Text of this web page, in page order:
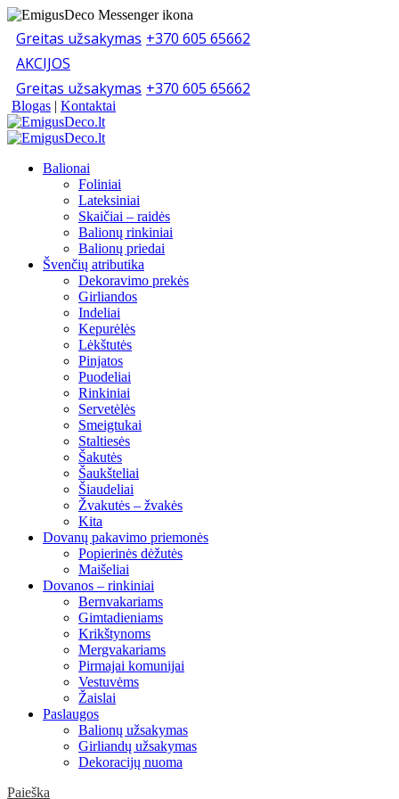
Greitas užsakymas +370 605 65662
AKCIJOS
Greitas užsakymas +370 605 65662
Blogas | Kontaktai
Balionai
Foliniai
Lateksiniai
Skaičiai – raidės
Balionų rinkiniai
Balionų priedai
Švenčių atributika
Dekoravimo prekės
Girliandos
Indeliai
Kepurėlės
Lėkštutės
Pinjatos
Puodeliai
Rinkiniai
Servetėlės
Smeigtukai
Staltiesės
Šakutės
Šaukšteliai
Šiaudeliai
Žvakutės – žvakės
Kita
Dovanų pakavimo priemonės
Popierinės dėžutės
Maišeliai
Dovanos – rinkiniai
Bernvakariams
Gimtadieniams
Krikštynoms
Mergvakariams
Pirmajai komunijai
Vestuvėms
Žaislai
Paslaugos
Balionų užsakymas
Girliandų užsakymas
Dekoracijų nuoma
Paieška